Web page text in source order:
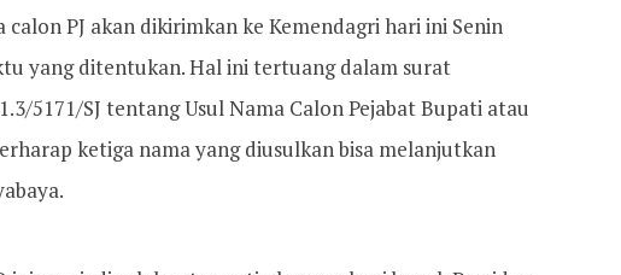
PJ akan dikirimkan ke Kemendagri hari ini Senin
yang ditentukan. Hal ini tertuang dalam surat
5171/SJ tentang Usul Nama Calon Pejabat Bupati atau
ketiga nama yang diusulkan bisa melanjutkan